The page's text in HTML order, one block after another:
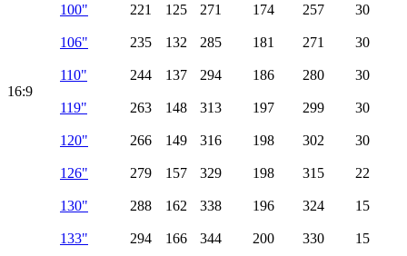
16:9
100" 221 125 271 174 257 30
106" 235 132 285 181 271 30
110" 244 137 294 186 280 30
119" 263 148 313 197 299 30
120" 266 149 316 198 302 30
126" 279 157 329 198 315 22
130" 288 162 338 196 324 15
133" 294 166 344 200 330 15